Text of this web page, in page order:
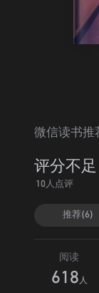
微信读书推
评分不足
10人点评
推荐(6)
阅读
618 人